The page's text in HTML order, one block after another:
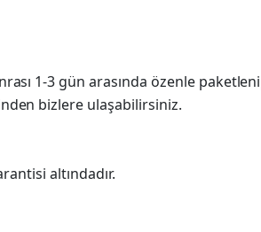
1-3 gün arasında özenle
bizlere ulaşabilirsiniz.
altındadır.